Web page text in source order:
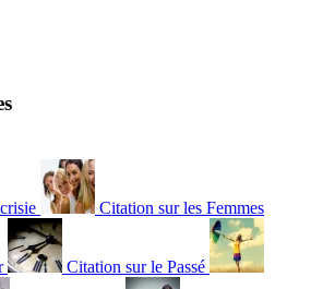
Citation sur les Femmes
Citation sur le Passé